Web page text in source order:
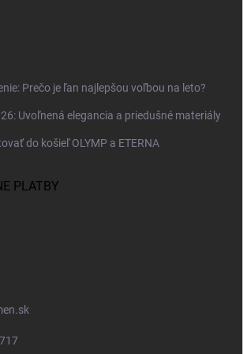
Prečo je ľan najlepšou voľbou na leto?
Uvoľnená elegancia a priedušné materiály
do košieľ OLYMP a ETERNA
PLATBY